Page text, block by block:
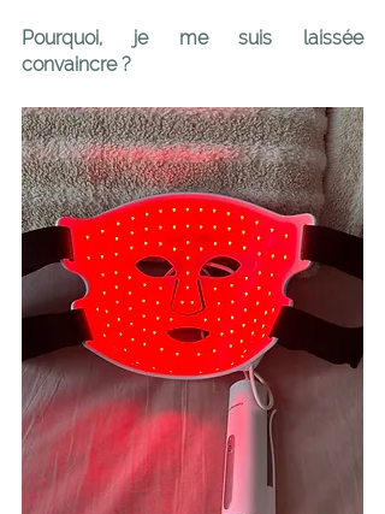
Pourquoi, je me suis laissée
convaincre ?